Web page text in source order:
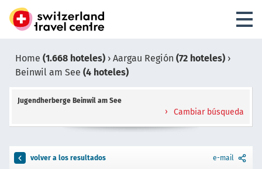
Home (1.668 hoteles) › Aargau Región (72 hoteles) ›
Beinwil am See (4 hoteles)
Jugendherberge Beinwil am See
Cambiar búsqueda
volver a los resultados e-mail